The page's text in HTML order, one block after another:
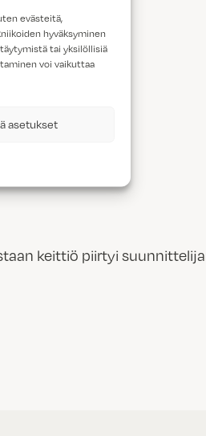
evästeitä,
hyväksyminen
tai yksilöllisiä
voi vaikuttaa
asetukset
teeman väreissä
keittiö piirtyi
keittiö